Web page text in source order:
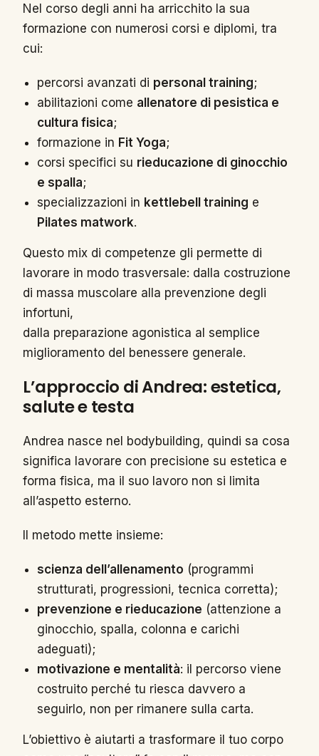
Nel corso degli anni ha arricchito la sua
formazione con numerosi corsi e diplomi, tra
cui:
percorsi avanzati di personal training;
abilitazioni come allenatore di pesistica e
cultura fisica;
formazione in Fit Yoga;
corsi specifici su rieducazione di ginocchio
e spalla;
specializzazioni in kettlebell training e
Pilates matwork.
Questo mix di competenze gli permette di
lavorare in modo trasversale: dalla costruzione
di massa muscolare alla prevenzione degli
infortuni,
dalla preparazione agonistica al semplice
miglioramento del benessere generale.
L’approccio di Andrea: estetica,
salute e testa
Andrea nasce nel bodybuilding, quindi sa cosa
significa lavorare con precisione su estetica e
forma fisica, ma il suo lavoro non si limita
all’aspetto esterno.
Il metodo mette insieme:
scienza dell’allenamento (programmi
strutturati, progressioni, tecnica corretta);
prevenzione e rieducazione (attenzione a
ginocchio, spalla, colonna e carichi
adeguati);
motivazione e mentalità: il percorso viene
costruito perché tu riesca davvero a
seguirlo, non per rimanere sulla carta.
L’obiettivo è aiutarti a trasformare il tuo corpo